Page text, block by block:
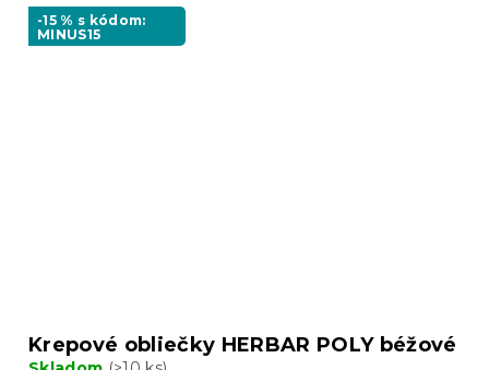
-15 % s kódom:
MINUS15
Krepové obliečky HERBAR POLY béžové